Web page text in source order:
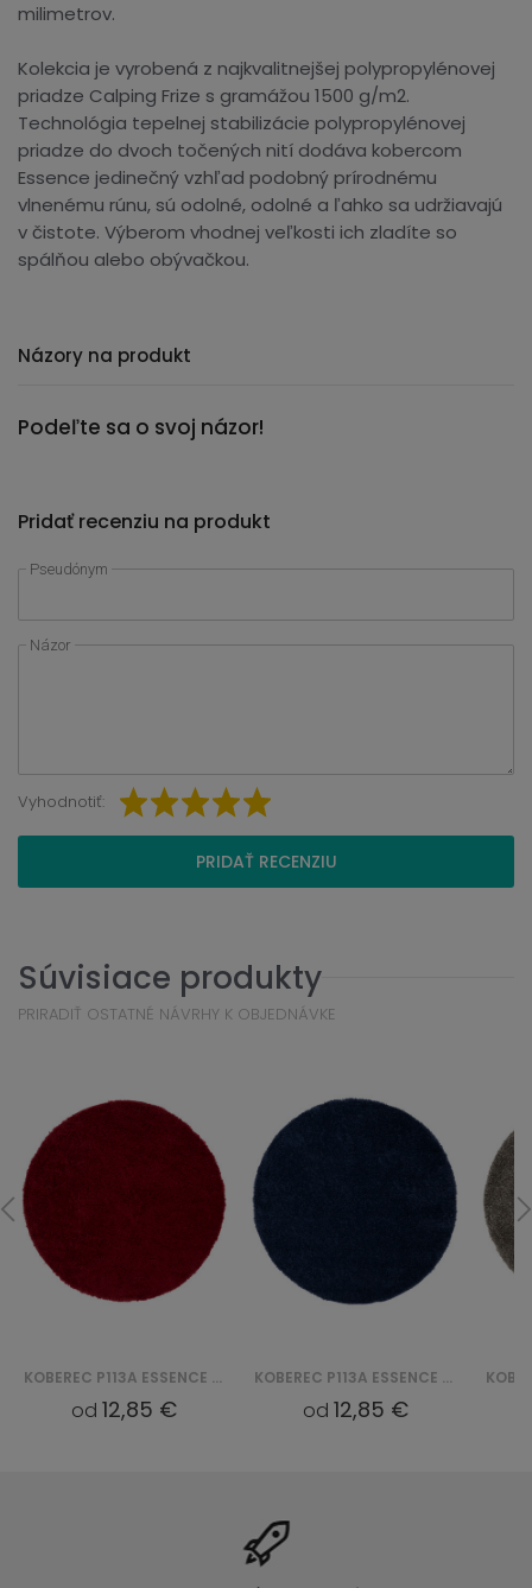
milimetrov.
Kolekcia je vyrobená z najkvalitnejšej polypropylénovej
priadze Calping Frize s gramážou 1500 g/m2.
Technológia tepelnej stabilizácie polypropylénovej
priadze do dvoch točených nití dodáva kobercom
Essence jedinečný vzhľad podobný prírodnému
vlnenému rúnu, sú odolné, odolné a ľahko sa udržiavajú
v čistote. Výberom vhodnej veľkosti ich zladíte so
spálňou alebo obývačkou.
Názory na produkt
Podeľte sa o svoj názor!
Pridať recenziu na produkt
Pseudónym
Názor
Vyhodnotiť:
PRIDAŤ RECENZIU
Súvisiace produkty
PRIRADIŤ OSTATNÉ NÁVRHY K OBJEDNÁVKE
KOBEREC P113A ESSENCE ROUND (KOŁO) - CZERWONY
od12,85 €
KOBEREC P113A ESSENCE ROUND (KOŁO) - GRANATOWY
od 12,85 €